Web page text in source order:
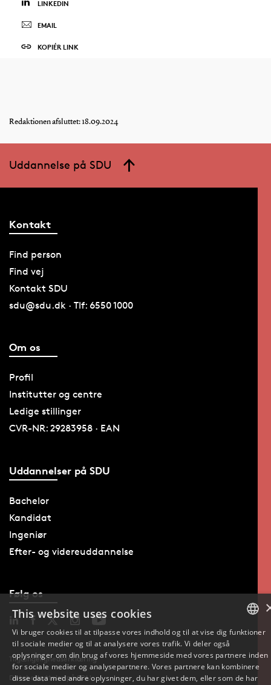
LINKEDIN
EMAIL
KOPIÉR LINK
Redaktionen afsluttet: 18.09.2024
Uddannelse på SDU
Kontakt
Find person
Find vej
Kontakt SDU
sdu@sdu.dk · Tlf: 6550 1000
Om os
Profil
Institutter og centre
Ledige stillinger
CVR-NR: 29283958 · EAN
Uddannelser på SDU
Bachelor
Kandidat
Ingeniør
Efter- og videreuddannelse
Følg os
Tilgængelighedserklæring
Databeskyttelse på SDU
DANISH
This website uses cookies
Vi bruger cookies til at tilpasse vores indhold og til at vise dig funktioner
til sociale medier og til at analysere vores trafik. Vi deler også
oplysninger om din brug af vores hjemmeside med vores partnere inden
for sociale medier og analysepartnere. Vores partnere kan kombinere
disse data med andre oplysninger, du har givet dem, eller som de har